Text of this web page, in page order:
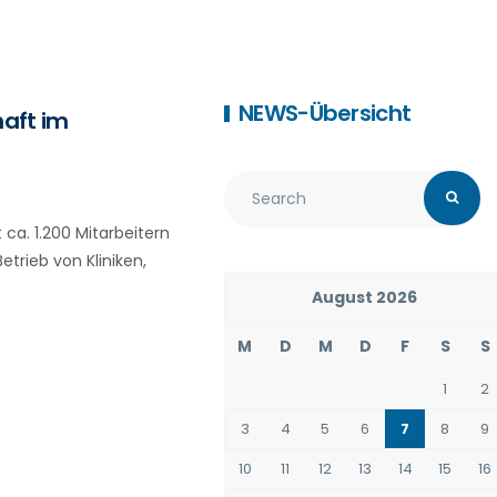
im
1.200 Mitarbeitern
von Kliniken,
NEWS-Übersicht
August 2026
M D M D F S S
1
2
3
4 5 6 7 8
9
10
11 12 13 14 15 16